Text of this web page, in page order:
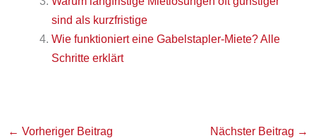
sind als kurzfristige
Wie funktioniert eine Gabelstapler-Miete? Alle
Schritte erklärt
← Vorheriger Beitrag Nächster Beitrag →